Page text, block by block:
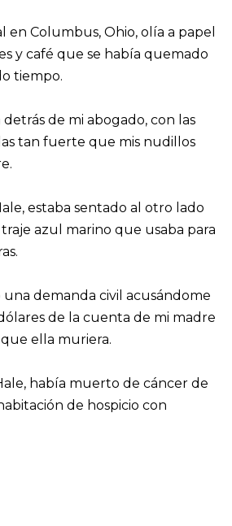
en Columbus, Ohio, olía a papel
y café que se había quemado
tiempo.
detrás de mi abogado, con las
tan fuerte que mis nudillos
estaba sentado al otro lado
azul marino que usaba para
demanda civil acusándome
de la cuenta de mi madre
ella muriera.
había muerto de cáncer de
de hospicio con